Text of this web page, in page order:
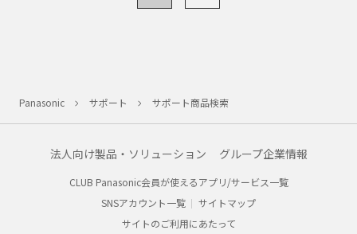
Panasonic サポート サポート商品検索
法人向け製品・ソリューション グループ企業情報
CLUB Panasonic会員が使えるアプリ/サービス一覧
SNSアカウント一覧
サイトマップ
サイトのご利用にあたって